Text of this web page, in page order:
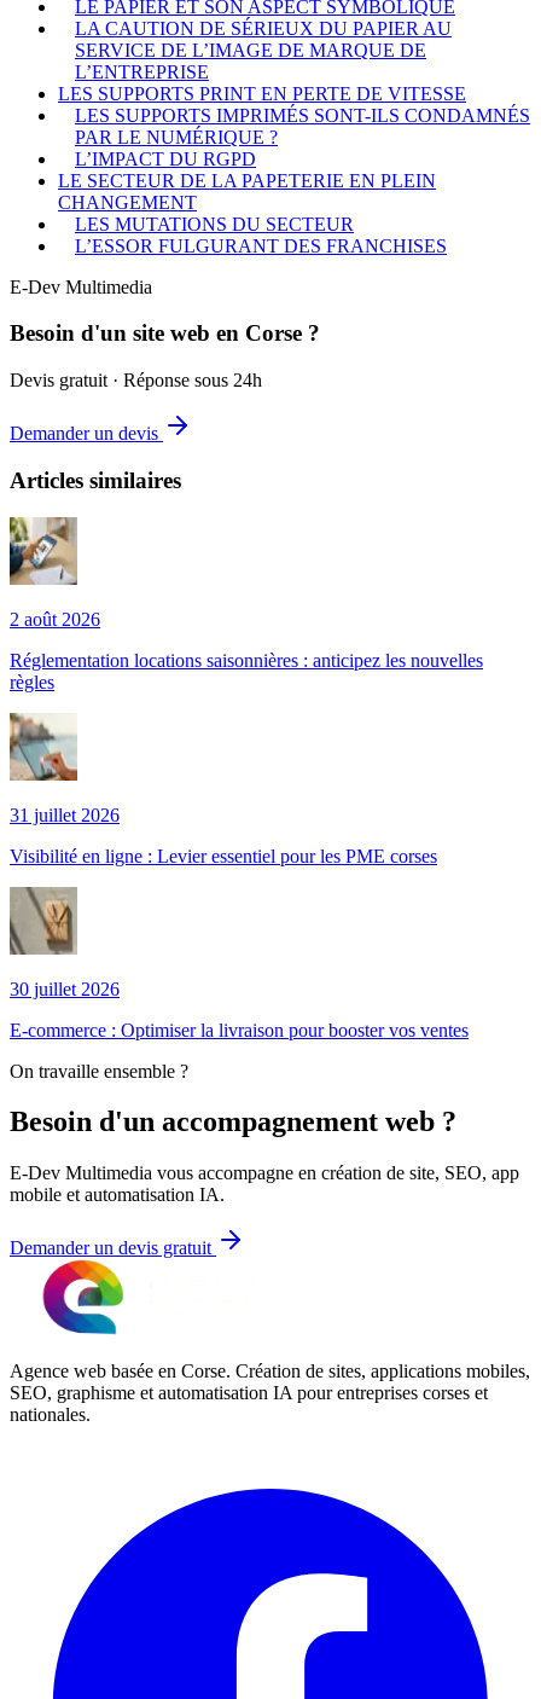
LE PAPIER ET SON ASPECT SYMBOLIQUE
LA CAUTION DE SÉRIEUX DU PAPIER AU
SERVICE DE L’IMAGE DE MARQUE DE
L’ENTREPRISE
LES SUPPORTS PRINT EN PERTE DE VITESSE
LES SUPPORTS IMPRIMÉS SONT-ILS CONDAMNÉS
PAR LE NUMÉRIQUE ?
L’IMPACT DU RGPD
LE SECTEUR DE LA PAPETERIE EN PLEIN
CHANGEMENT
LES MUTATIONS DU SECTEUR
L’ESSOR FULGURANT DES FRANCHISES
E-Dev Multimedia
Besoin d'un site web en Corse ?
Devis gratuit · Réponse sous 24h
Demander un devis
Articles similaires
2 août 2026
Réglementation locations saisonnières : anticipez les nouvelles
règles
31 juillet 2026
Visibilité en ligne : Levier essentiel pour les PME corses
30 juillet 2026
E-commerce : Optimiser la livraison pour booster vos ventes
On travaille ensemble ?
Besoin d'un accompagnement web ?
E-Dev Multimedia vous accompagne en création de site, SEO, app
mobile et automatisation IA.
Demander un devis gratuit
Agence web basée en Corse. Création de sites, applications mobiles,
SEO, graphisme et automatisation IA pour entreprises corses et
nationales.